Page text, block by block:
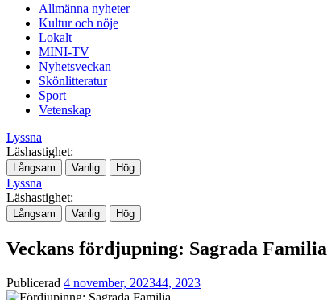
Allmänna nyheter
Kultur och nöje
Lokalt
MINI-TV
Nyhetsveckan
Skönlitteratur
Sport
Vetenskap
Lyssna
Läshastighet:
Långsam Vanlig Hög
Lyssna
Läshastighet:
Långsam Vanlig Hög
Veckans fördjupning: Sagrada Familia
Publicerad 4 november, 202344, 2023